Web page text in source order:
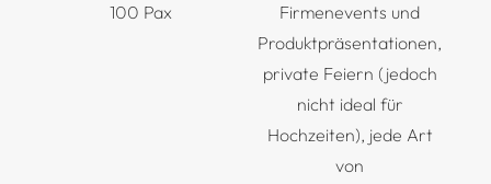
100 Pax
Firmenevents und
Produktpräsentationen,
private Feiern (jedoch
nicht ideal für
Hochzeiten), jede Art
von